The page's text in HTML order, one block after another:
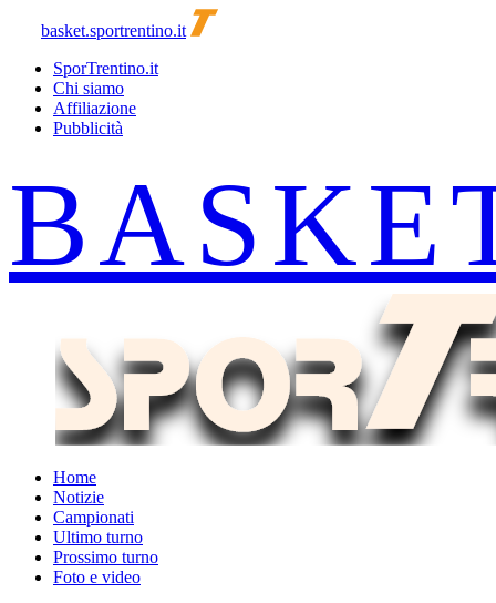
basket.sportrentino.it
SporTrentino.it
Chi siamo
Affiliazione
Pubblicità
Home
Notizie
Campionati
Ultimo turno
Prossimo turno
Foto e video